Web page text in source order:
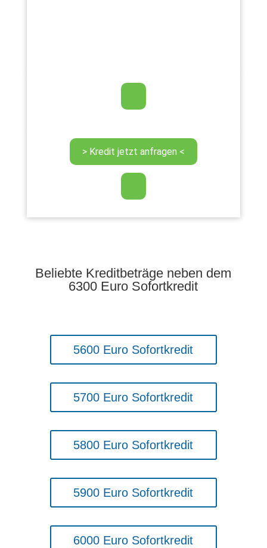
Beliebte Kreditbeträge neben dem
6300 Euro Sofortkredit
5600 Euro Sofortkredit
5700 Euro Sofortkredit
5800 Euro Sofortkredit
5900 Euro Sofortkredit
6000 Euro Sofortkredit